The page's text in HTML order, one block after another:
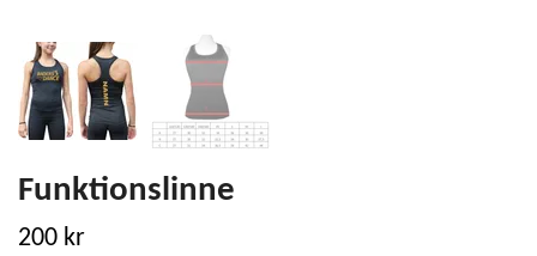
Funktionslinne
200 kr